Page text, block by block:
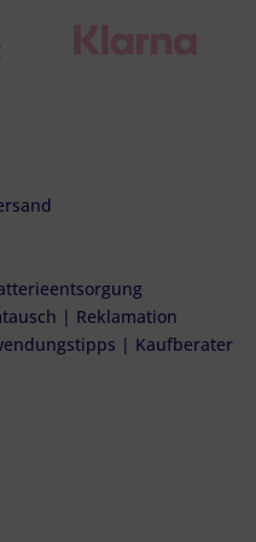
| Reklamation
| Kaufberater